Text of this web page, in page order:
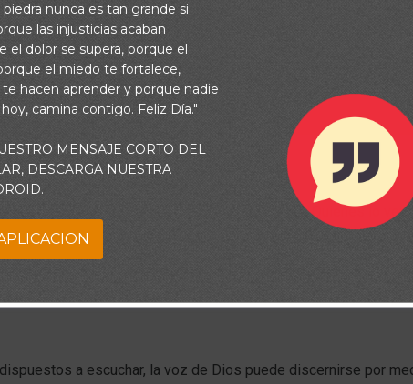
Dios determina cómo nos relacionamos con Él. Quienes lo ven
sorprenderse al saber que Él “habla” personalmente a
a escuchar, la voz de Dios puede discernirse por
nunca es tan grande si
las injusticias acaban
el dolor se supera, porque el
el miedo te fortalece,
hacen aprender y porque nadie
camina contigo. Feliz Día."
MENSAJE CORTO DEL
DESCARGA NUESTRA